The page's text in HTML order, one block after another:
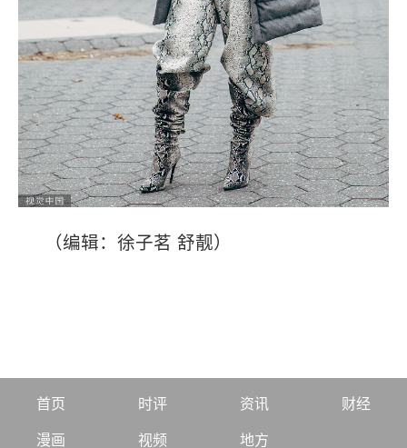
（编辑：徐子茗 舒靓）
首页 时评 资讯 财经
漫画 视频 地方